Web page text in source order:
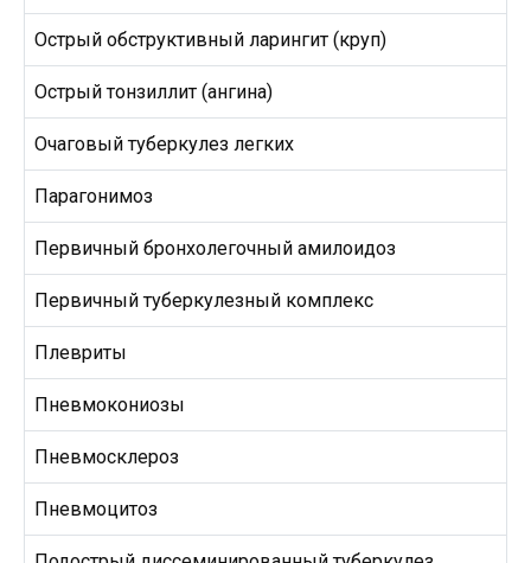
Острый обструктивный ларингит (круп)
Острый тонзиллит (ангина)
Очаговый туберкулез легких
Парагонимоз
Первичный бронхолегочный амилоидоз
Первичный туберкулезный комплекс
Плевриты
Пневмокониозы
Пневмосклероз
Пневмоцитоз